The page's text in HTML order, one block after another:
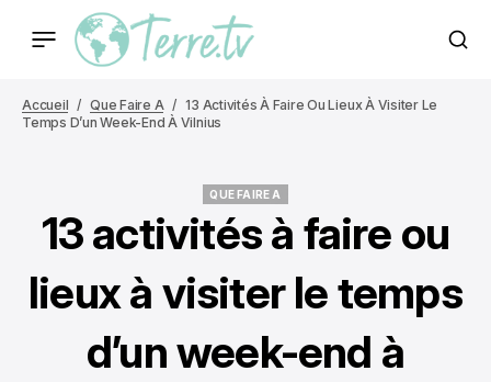
Accueil Que Faire A
13 Activités À Faire Ou Lieux À Visiter Le
Temps D’un Week-End À Vilnius
QUE FAIRE A
13 activités à faire ou
lieux à visiter le temps
d’un week-end à